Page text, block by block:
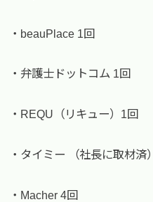
・beauPlace 1回
・弁護士ドットコム 1回
・REQU（リキュー）1回
・タイミー （社長に取材済）
・Macher 4回